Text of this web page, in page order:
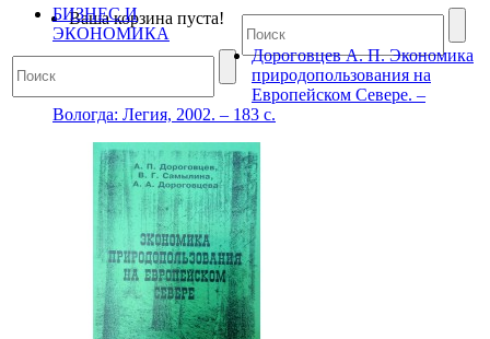
Ваша корзина пуста!
БИЗНЕС И
ЭКОНОМИКА
Дороговцев А. П. Экономика
природопользования на
Европейском Севере. –
Вологда: Легия, 2002. – 183 с.